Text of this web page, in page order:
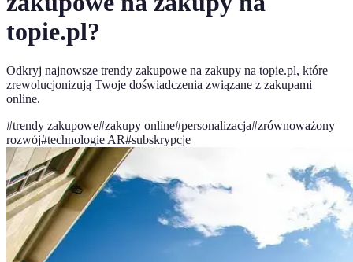
topie.pl?
Odkryj najnowsze trendy zakupowe na zakupy na topie.pl, które
zrewolucjonizują Twoje doświadczenia związane z zakupami
online.
#trendy zakupowe#zakupy online#personalizacja#zrównoważony
rozwój#technologie AR#subskrypcje